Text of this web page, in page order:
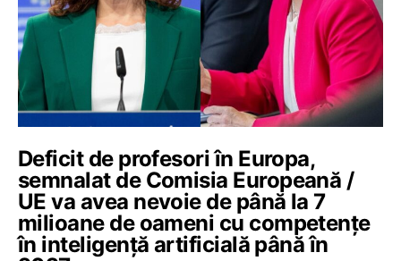
Deficit de profesori în Europa,
semnalat de Comisia Europeană /
UE va avea nevoie de până la 7
milioane de oameni cu competențe
în inteligență artificială până în